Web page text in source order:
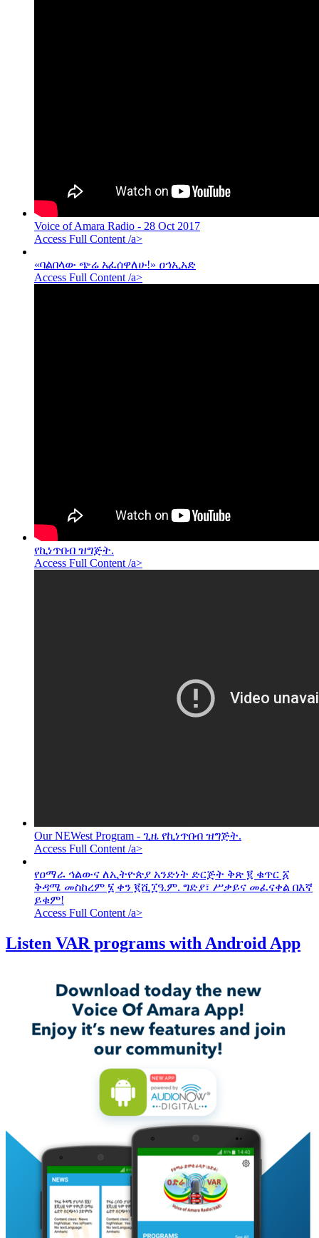
Voice of Amara Radio - 28 Oct 2017
Access Full Content /a>
«ባልበላው ጭሬ አፈሰዋለሁ!» ዐኅኢአድ
Access Full Content /a>
የኪነጥበብ ዝግጅት.
Access Full Content /a>
Our NEWest Program - ጊዜ የኪነጥበብ ዝግጅት.
Access Full Content /a>
የዐማራ ኅልውና ለኢትዮጵያ አንድነት ድርጅት ቅጽ ፪ ቁጥር ፩
ቅዳሜ መስከረም ፮ ቀን ፪ሺ፲ዓ.ም. ግድያ፣ ሥቃይና መፈናቀል በእኛ
ይቁም!
Access Full Content /a>
Listen VAR programs with Android App